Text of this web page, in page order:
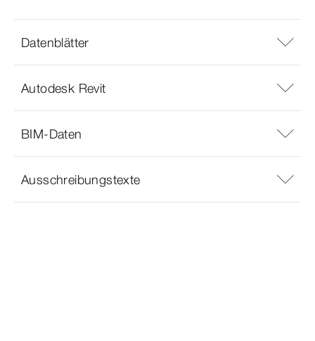
Datenblätter
Autodesk Revit
BIM-Daten
Ausschreibungstexte